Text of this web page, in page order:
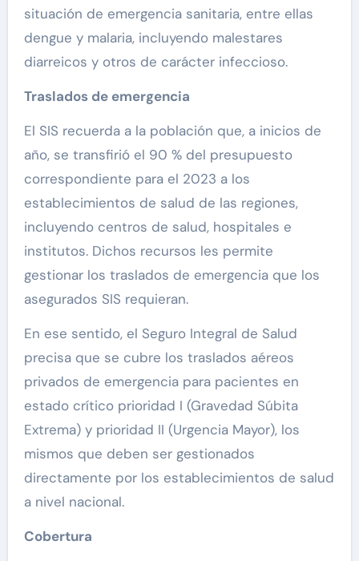
situación de emergencia sanitaria, entre ellas
dengue y malaria, incluyendo malestares
diarreicos y otros de carácter infeccioso.
Traslados de emergencia
El SIS recuerda a la población que, a inicios de
año, se transfirió el 90 % del presupuesto
correspondiente para el 2023 a los
establecimientos de salud de las regiones,
incluyendo centros de salud, hospitales e
institutos. Dichos recursos les permite
gestionar los traslados de emergencia que los
asegurados SIS requieran.
En ese sentido, el Seguro Integral de Salud
precisa que se cubre los traslados aéreos
privados de emergencia para pacientes en
estado crítico prioridad I (Gravedad Súbita
Extrema) y prioridad II (Urgencia Mayor), los
mismos que deben ser gestionados
directamente por los establecimientos de salud
a nivel nacional.
Cobertura